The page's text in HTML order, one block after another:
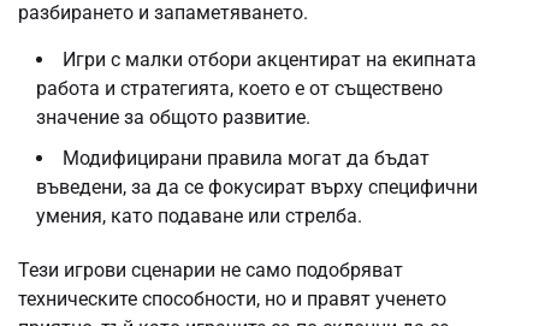
разбирането и запаметяването.
Игри с малки отбори акцентират на екипната
работа и стратегията, което е от съществено
значение за общото развитие.
Модифицирани правила могат да бъдат
въведени, за да се фокусират върху специфични
умения, като подаване или стрелба.
Тези игрови сценарии не само подобряват
техническите способности, но и правят ученето